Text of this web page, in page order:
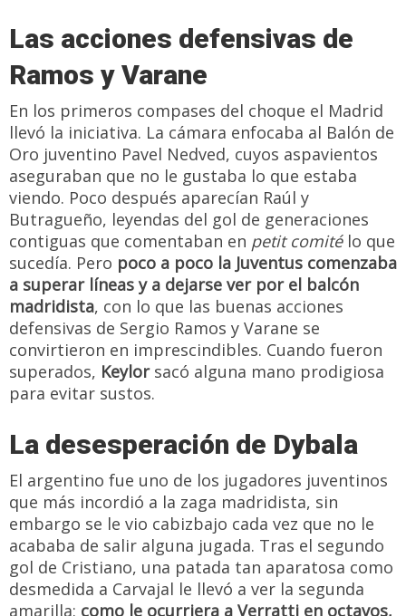
Las acciones defensivas de
Ramos y Varane
En los primeros compases del choque el Madrid
llevó la iniciativa. La cámara enfocaba al Balón de
Oro juventino Pavel Nedved, cuyos aspavientos
aseguraban que no le gustaba lo que estaba
viendo. Poco después aparecían Raúl y
Butragueño, leyendas del gol de generaciones
contiguas que comentaban en petit comitélo que
sucedía. Pero poco a poco la Juventus comenzaba
a superar líneas y a dejarse ver por el balcón
madridista, con lo que las buenas acciones
defensivas de Sergio Ramos y Varane se
convirtieron en imprescindibles. Cuando fueron
superados, Keylorsacó alguna mano prodigiosa
para evitar sustos.
La desesperación de Dybala
El argentino fue uno de los jugadores juventinos
que más incordió a la zaga madridista, sin
embargo se le vio cabizbajo cada vez que no le
acababa de salir alguna jugada. Tras el segundo
gol de Cristiano, una patada tan aparatosa como
desmedida a Carvajal le llevó a ver la segunda
amarilla: como le ocurriera a Verratti en octavos,